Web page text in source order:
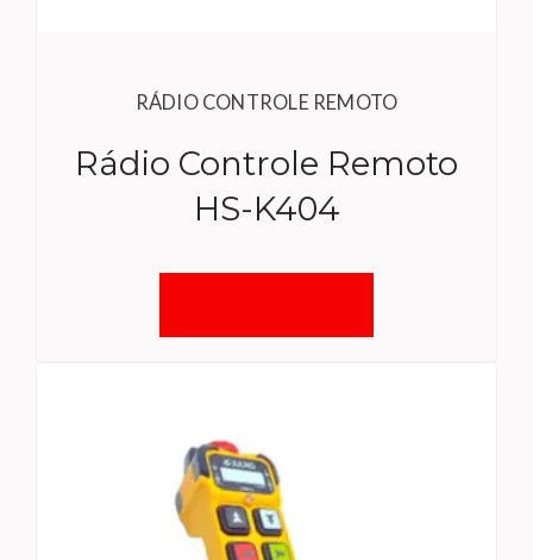
RÁDIO CONTROLE REMOTO
Rádio Controle Remoto
HS-K404